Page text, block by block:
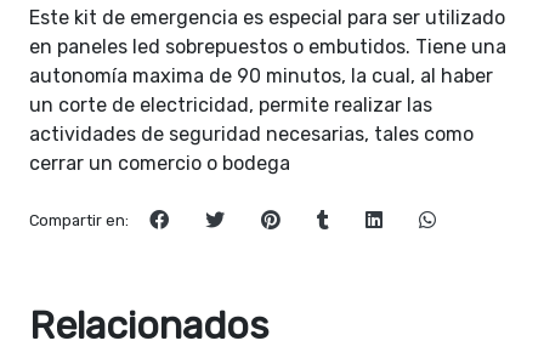
Este kit de emergencia es especial para ser utilizado
en paneles led sobrepuestos o embutidos. Tiene una
autonomía maxima de 90 minutos, la cual, al haber
un corte de electricidad, permite realizar las
actividades de seguridad necesarias, tales como
cerrar un comercio o bodega
Compartir en:
Relacionados